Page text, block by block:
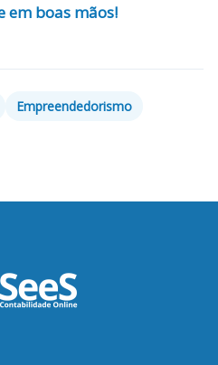
em boas mãos!
Empreendedorismo